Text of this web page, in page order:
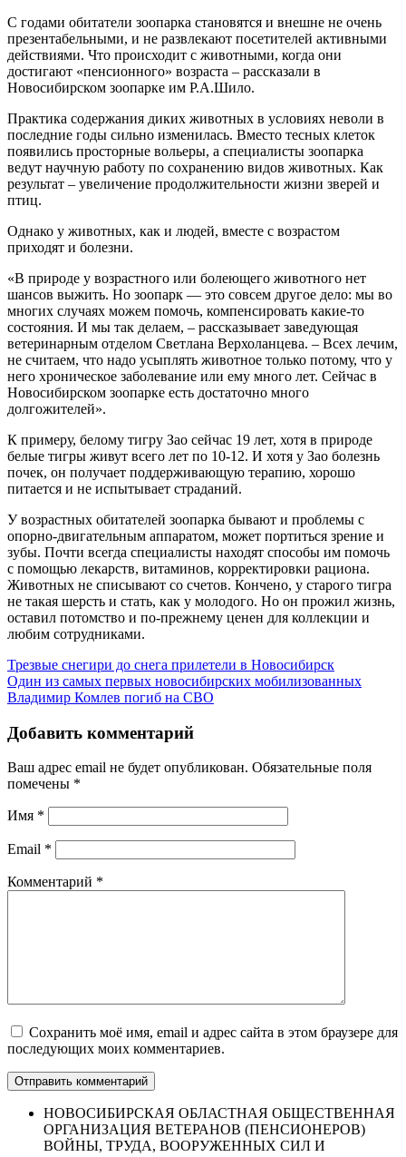
С годами обитатели зоопарка становятся и внешне не очень
презентабельными, и не развлекают посетителей активными
действиями. Что происходит с животными, когда они
достигают «пенсионного» возраста – рассказали в
Новосибирском зоопарке им Р.А.Шило.
Практика содержания диких животных в условиях неволи в
последние годы сильно изменилась. Вместо тесных клеток
появились просторные вольеры, а специалисты зоопарка
ведут научную работу по сохранению видов животных. Как
результат – увеличение продолжительности жизни зверей и
птиц.
Однако у животных, как и людей, вместе с возрастом
приходят и болезни.
«В природе у возрастного или болеющего животного нет
шансов выжить. Но зоопарк — это совсем другое дело: мы во
многих случаях можем помочь, компенсировать какие-то
состояния. И мы так делаем, – рассказывает заведующая
ветеринарным отделом Светлана Верхоланцева. – Всех лечим,
не считаем, что надо усыплять животное только потому, что у
него хроническое заболевание или ему много лет. Сейчас в
Новосибирском зоопарке есть достаточно много
долгожителей».
К примеру, белому тигру Зао сейчас 19 лет, хотя в природе
белые тигры живут всего лет по 10-12. И хотя у Зао болезнь
почек, он получает поддерживающую терапию, хорошо
питается и не испытывает страданий.
У возрастных обитателей зоопарка бывают и проблемы с
опорно-двигательным аппаратом, может портиться зрение и
зубы. Почти всегда специалисты находят способы им помочь
с помощью лекарств, витаминов, корректировки рациона.
Животных не списывают со счетов. Кончено, у старого тигра
не такая шерсть и стать, как у молодого. Но он прожил жизнь,
оставил потомство и по-прежнему ценен для коллекции и
любим сотрудниками.
Трезвые снегири до снега прилетели в Новосибирск
Один из самых первых новосибирских мобилизованных
Владимир Комлев погиб на СВО
Добавить комментарий
Ваш адрес email не будет опубликован. Обязательные поля
помечены *
Имя *
Email *
Комментарий *
Сохранить моё имя, email и адрес сайта в этом браузере для
последующих моих комментариев.
НОВОСИБИРСКАЯ ОБЛАСТНАЯ ОБЩЕСТВЕННАЯ
ОРГАНИЗАЦИЯ ВЕТЕРАНОВ (ПЕНСИОНЕРОВ)
ВОЙНЫ, ТРУДА, ВООРУЖЕННЫХ СИЛ И